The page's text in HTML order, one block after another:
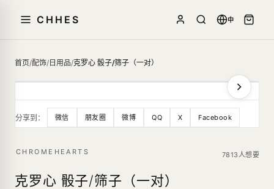
CHHES 中
首页/配饰/ 日用品/克罗心 骰子/筛子（一对）
分享到： 微信 朋友圈 微博 QQ X Facebook
CHROMEHEARTS 7813人想要
克罗心 骰子/筛子（一对）